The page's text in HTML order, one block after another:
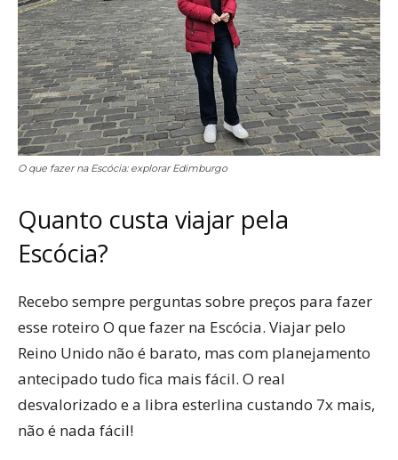
O que fazer na Escócia: explorar Edimburgo
Quanto custa viajar pela
Escócia?
Recebo sempre perguntas sobre preços para fazer
esse roteiro O que fazer na Escócia. Viajar pelo
Reino Unido não é barato, mas com planejamento
antecipado tudo fica mais fácil. O real
desvalorizado e a libra esterlina custando 7x mais,
não é nada fácil!